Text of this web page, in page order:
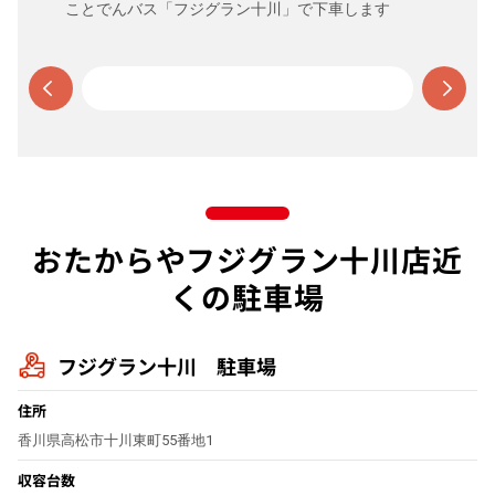
ことでんバス「フジグラン十川」で下車します
おたからやフジグラン十川店近
くの駐車場
フジグラン十川 駐車場
住所
香川県高松市十川東町55番地1
収容台数